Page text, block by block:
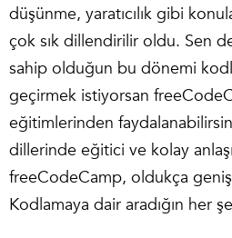
düşünme, yaratıcılık gibi
çok sık dillendirilir oldu. Sen
sahip olduğun bu dönemi
geçirmek istiyorsan
eğitimlerinden
dillerinde eğitici ve kolay
freeCodeCamp, oldukça
Kodlamaya dair aradığın her